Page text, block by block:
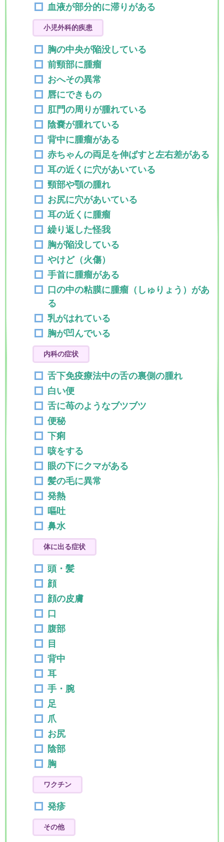
血液が部分的に滞りがある
小児外科的疾患
胸の中央が陥没している
前頸部に腫瘤
おへその異常
唇にできもの
肛門の周りが腫れている
陰嚢が腫れている
背中に腫瘤がある
赤ちゃんの両足を伸ばすと左右差がある
耳の近くに穴があいている
頸部や顎の腫れ
お尻に穴があいている
耳の近くに腫瘤
繰り返した怪我
胸が陥没している
やけど（火傷）
手首に腫瘤がある
口の中の粘膜に腫瘤（しゅりょう）があ
る
乳がはれている
胸が凹んでいる
内科の症状
舌下免疫療法中の舌の裏側の腫れ
白い便
舌に苺のようなブツブツ
便秘
下痢
咳をする
眼の下にクマがある
髪の毛に異常
発熱
嘔吐
鼻水
体に出る症状
頭・髪
顔
顔の皮膚
口
腹部
目
背中
耳
手・腕
足
爪
お尻
陰部
胸
ワクチン
発疹
その他